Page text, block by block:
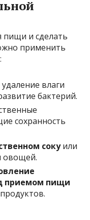
пищи и сделать
применить
влаги
бактерий.
сохранность
сокуили
овощей.
приемом пищи